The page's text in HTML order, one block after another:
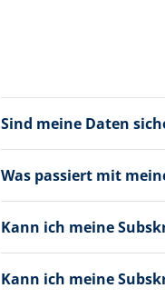
Sind meine Daten
Was passiert mit
Kann ich meine
Kann ich meine